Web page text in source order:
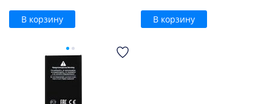
В корзину В корзину